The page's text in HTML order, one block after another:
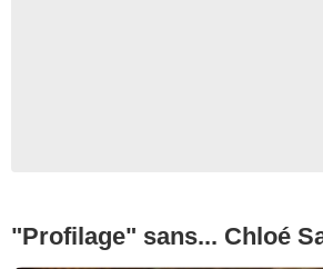
"Profilage" sans... Chloé